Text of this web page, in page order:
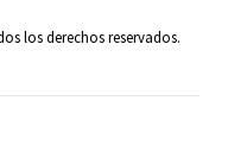
los derechos reservados.